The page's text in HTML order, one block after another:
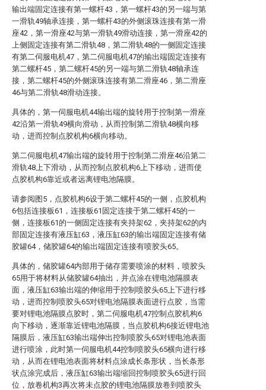
输出端固定连接有第一螺杆43，第一螺杆43的另一端与第
一滑轨49轴承连接，第一螺杆43的外侧滚珠连接有第一滑
座42，第一滑座42与第一滑轨49滑动连接，第一滑座42的
上侧固定连接有第二滑轨48，第二滑轨48的一侧固定连接
有第二伺服电机47，第二伺服电机47的输出端固定连接有
第二螺杆45，第二螺杆45的另一端与第二滑轨48轴承连
接，第二螺杆45的外侧滚珠连接有第二滑座46，第二滑座
46与第二滑轨48滑动连接。
具体的，第一伺服电机44输出端的旋转用于控制第一滑座
42沿第一滑轨49横向滑动，从而控制第二滑轨48横向移
动，进而控制点胶机构6横向移动。
第二伺服电机47输出端的旋转用于控制第二滑座46沿第二
滑轨48上下滑动，从而控制点胶机构6上下移动，进而使
点胶机构6靠近或者远离锂电池隔膜。
请参阅图5，点胶机构6设于第二螺杆45的一侧，点胶机构
6包括连接板61，连接板61固定连接于第二螺杆45的一
侧，连接板61的一侧固定连接有夹持架62，夹持架62的内
部固定连接有液压缸63，液压缸63的输出端固定连接有储
胶罐64，储胶罐64的输出端固定连接有喷胶头65。
具体的，储胶罐64内部用于储存需要喷涂的材料，喷胶头
65用于将材料从储胶罐64抽出，并点涂在锂电池隔膜表
面，液压缸63输出端的伸缩用于控制喷胶头65上下进行移
动，进而控制喷胶头65对锂电池隔膜表面进行点胶，当需
要对锂电池隔膜点胶时，第二伺服电机47控制点胶机构6
向下移动，逐渐靠近锂电池隔膜，当点胶机构6接近锂电池
隔膜后，液压缸63输出端伸出控制喷胶头65对锂电池表面
进行喷涂，此时第一伺服电机44控制喷胶头65横向进行移
动，从而在锂电池表面将材料点涂成长条形状，当长条形
状点涂完成后，液压缸63输出端缩回控制喷胶头65进行回
位，放卷机构3再次将未点胶的锂电池隔膜放卷到喷胶头